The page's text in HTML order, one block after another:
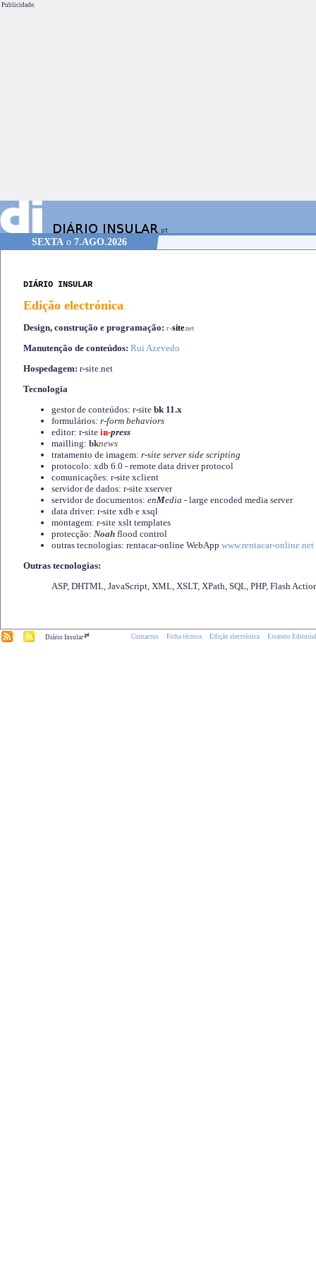
Publicidade.
SEXTA o 7.AGO.2026
DIÁRIO INSULAR
Edição electrónica
Design, construção e programação: r-site.net
Manutenção de conteúdos: Rui Azevedo
Hospedagem: r-site.net
Tecnologia
gestor de conteúdos: r-site bk 11.x
formulários: r-form behaviors
editor: r-site in-press
mailling: bknews
tratamento de imagem: r-site server side scripting
protocolo: xdb 6.0 - remote data driver protocol
comunicações: r-site xclient
servidor de dados: r-site xserver
servidor de documentos: enMedia - large encoded media server
data driver: r-site xdb e xsql
montagem: r-site xslt templates
protecção: Noah flood control
outras tecnologias: rentacar-online WebApp www.rentacar-online.net
Outras tecnologias:
ASP, DHTML, JavaScript, XML, XSLT, XPath, SQL, PHP, Flash
Diário Insular.pt Contactos Ficha técnica Edição electrónica Estatuto Editorial